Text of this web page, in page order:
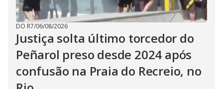
DO R7/06/08/2026
Justiça solta último torcedor do
Peñarol preso desde 2024 após
confusão na Praia do Recreio, no